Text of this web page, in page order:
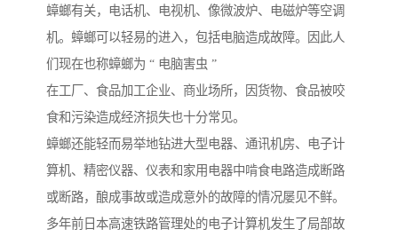
蟑螂有关，电话机、电视机、像微波炉、电磁炉等空调
机。蟑螂可以轻易的进入，包括电脑造成故障。因此人
们现在也称蟑螂为 “ 电脑害虫 ”
在工厂、食品加工企业、商业场所，因货物、食品被咬
食和污染造成经济损失也十分常见。
蟑螂还能轻而易举地钻进大型电器、通讯机房、电子计
算机、精密仪器、仪表和家用电器中啃食电路造成断路
或断路，酿成事故或造成意外的故障的情况屡见不鲜。
多年前日本高速铁路管理处的电子计算机发生了局部故